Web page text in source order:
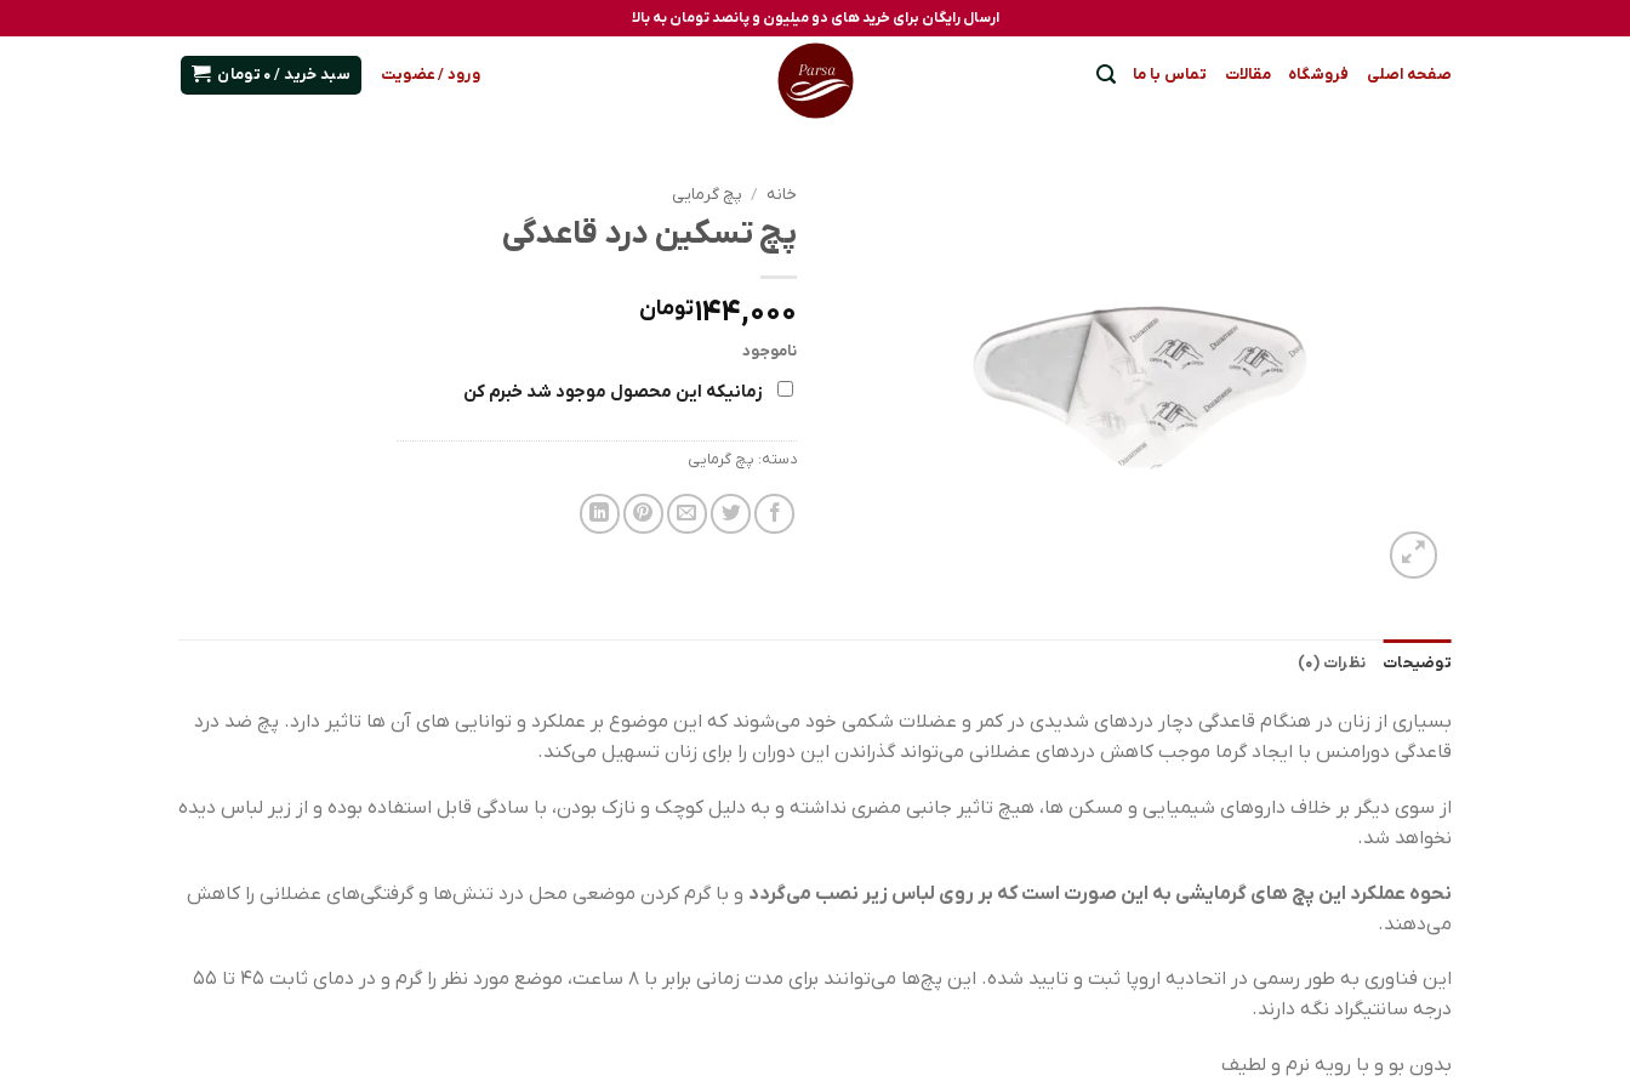
to
ارسال رایگان برای خرید های دو میلیون و پانصد تومان به بالا
صفحه اصلی فروشگاه مقالات تماس با ما ورود / عضویت سبد خرید /0 تومان
خانه / پچ گرمایی
پچ تسکین درد قاعدگی
144,000تومان
ناموجود
زمانیکه این محصول موجود شد خبرم کن
دسته: پچ گرمایی
توضیحات نظرات (0)
بسیاری از زنان در هنگام قاعدگی دچار دردهای شدیدی در کمر و عضلات شکمی خود می‌شوند که این موضوع بر عملکرد و توانایی های آن ها تاثیر دارد. پچ ضد درد
قاعدگی دورامنس با ایجاد گرما موجب کاهش دردهای عضلانی می‌تواند گذراندن این دوران را برای زنان تسهیل می‌کند.
از سوی دیگر بر خلاف داروهای شیمیایی و مسکن ها، هیچ تاثیر جانبی مضری نداشته و به دلیل کوچک و نازک بودن، با سادگی قابل استفاده بوده و از زیر لباس دیده
نخواهد شد.
نحوه عملکرد این پچ های گرمایشی به این صورت است که بر روی لباس زیر نصب می‌گردد و با گرم کردن موضعی محل درد تنش‌ها و گرفتگی‌های عضلانی را کاهش
می‌دهند.
این فناوری به طور رسمی در اتحادیه اروپا ثبت و تایید شده. این پچ‌ها می‌توانند برای مدت زمانی برابر با ۸ ساعت، موضع مورد نظر را گرم و در دمای ثابت ۴۵ تا ۵۵
درجه سانتیگراد نگه دارند.
بدون بو و با رویه نرم و لطیف